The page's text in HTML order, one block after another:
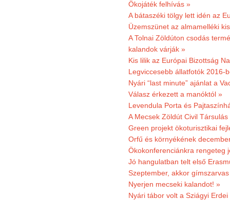
Ökojáték felhívás »
A bátaszéki tölgy lett idén az
Üzemszünet az almamelléki
A Tolnai Zöldúton csodás
kalandok várják »
Kis lilik az Európai Bizottság
Legviccesebb állatfotók 2016-
Nyári “last minute” ajánlat a
Válasz érkezett a manóktól »
Levendula Porta és
A Mecsek Zöldút Civil
Green projekt ökoturisztikai
Orfű és környékének
Ökokonferenciánkra rengeteg
Jó hangulatban telt első
Szeptember, akkor
Nyerjen mecseki kalandot! »
Nyári tábor volt a Sziágyi